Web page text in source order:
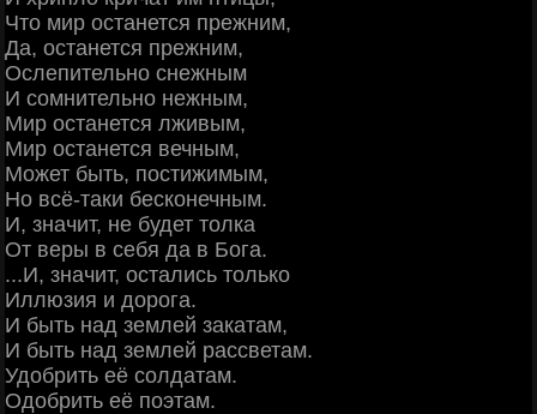
Что мир останется прежним,
Да, останется прежним,
Ослепительно снежным
И сомнительно нежным,
Мир останется лживым,
Мир останется вечным,
Может быть, постижимым,
Но всё-таки бесконечным.
И, значит, не будет толка
От веры в себя да в Бога.
...И, значит, остались только
Иллюзия и дорога.
И быть над землей закатам,
И быть над землей рассветам.
Удобрить её солдатам.
Одобрить её поэтам.